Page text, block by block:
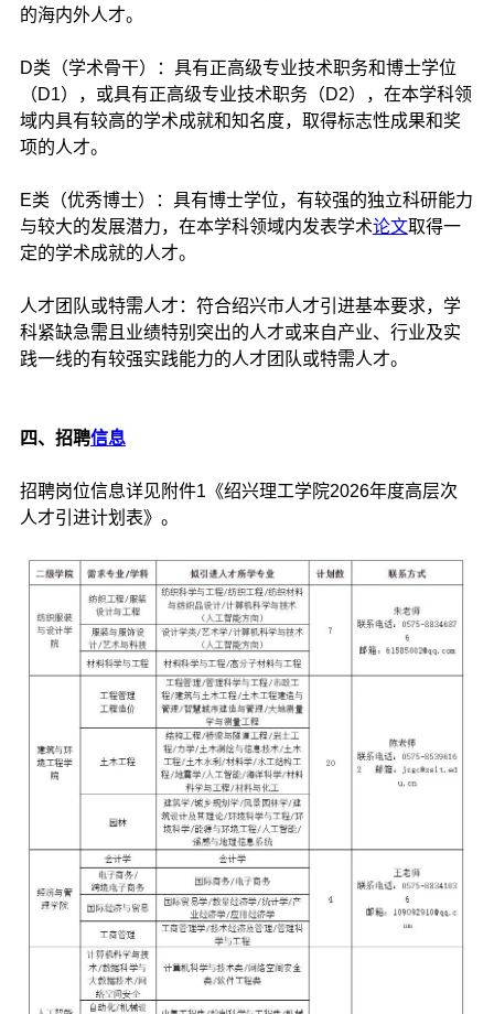
的海内外人才。
D类（学术骨干）：具有正高级专业技术职务和博士学位
（D1），或具有正高级专业技术职务（D2），在本学科领
域内具有较高的学术成就和知名度，取得标志性成果和奖
项的人才。
E类（优秀博士）：具有博士学位，有较强的独立科研能力
与较大的发展潜力，在本学科领域内发表学术论文取得一
定的学术成就的人才。
人才团队或特需人才：符合绍兴市人才引进基本要求，学
科紧缺急需且业绩特别突出的人才或来自产业、行业及实
践一线的有较强实践能力的人才团队或特需人才。
四、招聘信息
招聘岗位信息详见附件1《绍兴理工学院2026年度高层次
人才引进计划表》。